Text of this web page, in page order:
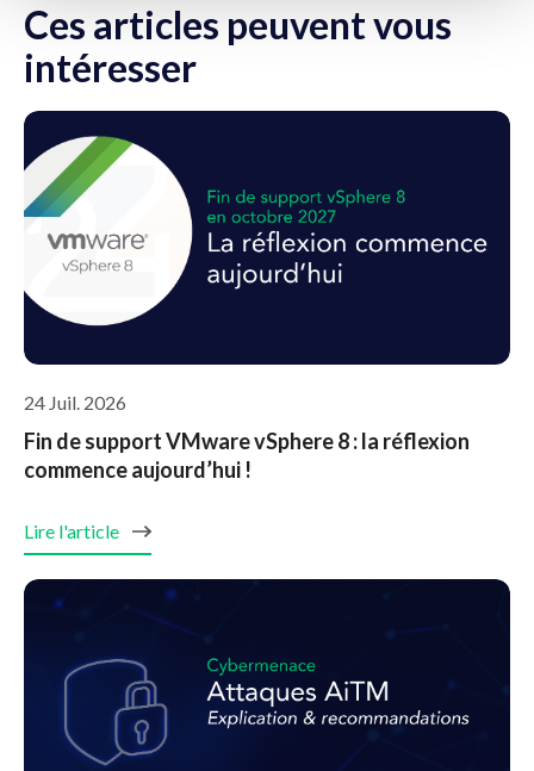
Ces articles peuvent vous
intéresser
24 Juil. 2026
Fin de support VMware vSphere 8 : la réflexion
commence aujourd’hui !
Lire l'article